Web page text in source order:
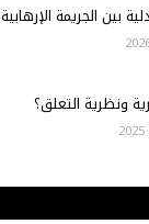
بين الجريمة
ونظرية التعلق؟